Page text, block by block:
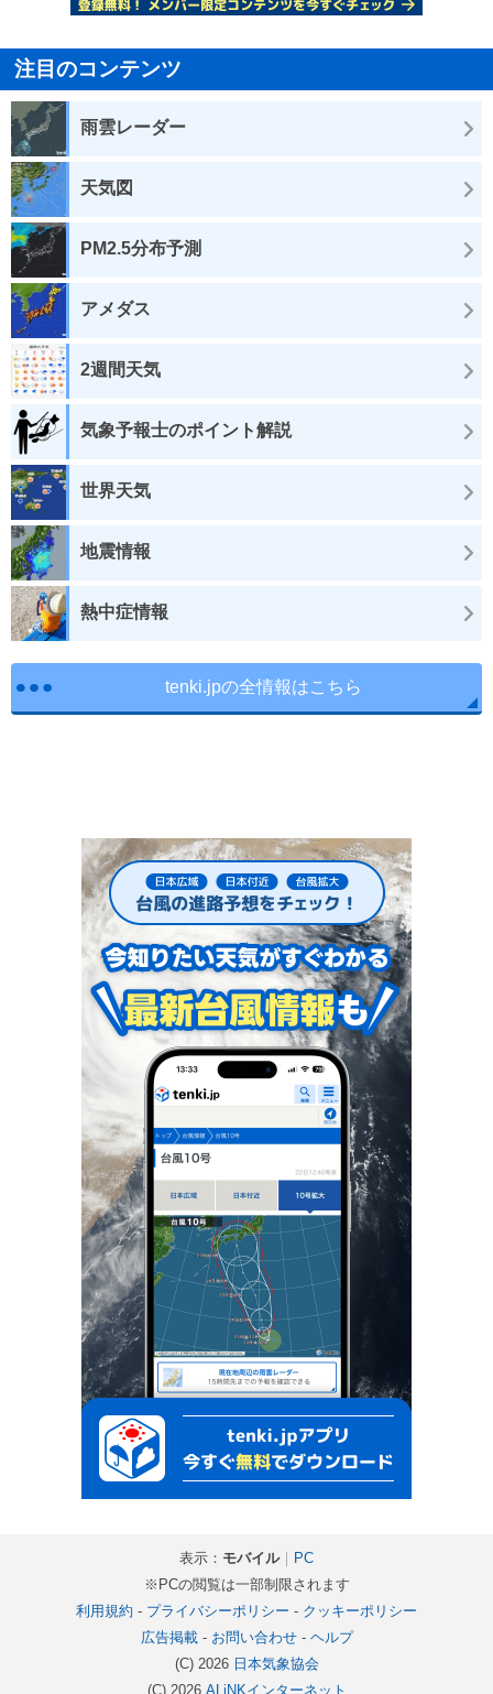
注目のコンテンツ
雨雲レーダー
天気図
PM2.5分布予測
アメダス
2週間天気
気象予報士のポイント解説
世界天気
地震情報
熱中症情報
tenki.jpの全情報はこちら
表示： モバイル｜ PC
※PCの閲覧は一部制限されます
利用規約 - プライバシーポリシー - クッキーポリシー
広告掲載- お問い合わせ- ヘルプ
(C) 2026 日本気象協会
(C) 2026 ALiNKインターネット